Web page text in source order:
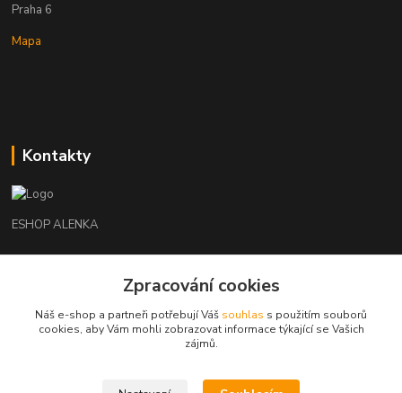
Praha 6
Mapa
Kontakty
ESHOP ALENKA
+420602541312
orechovka@inmes.cz
Zpracování cookies
Náš e-shop a partneři potřebují Váš souhlas s použitím souborů
cookies, aby Vám mohli zobrazovat informace týkající se Vašich
zájmů.